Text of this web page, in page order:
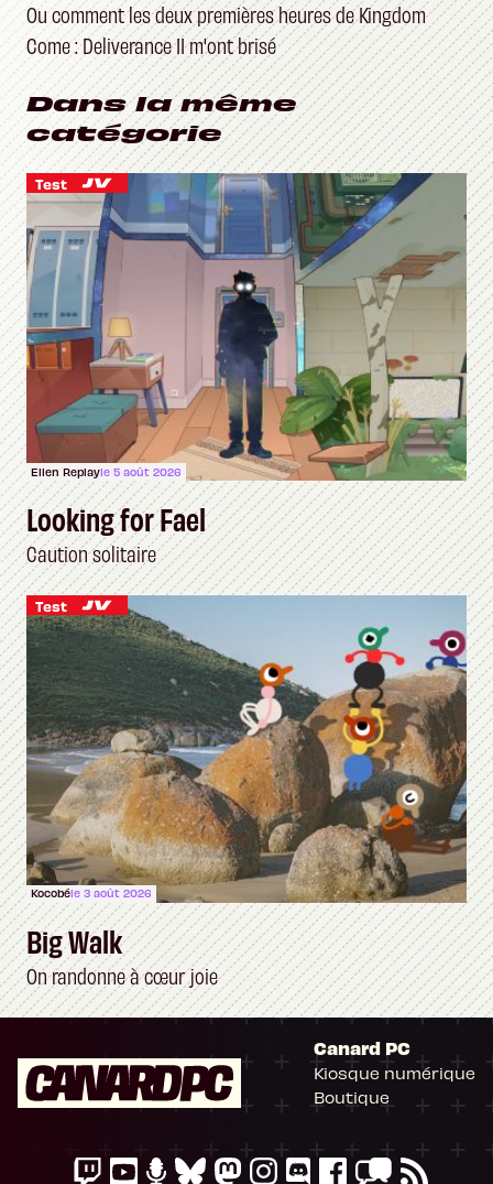
Ou comment les deux premières heures de Kingdom
Come : Deliverance II m'ont brisé
Dans la même
catégorie
Test
Ellen Replayle 5 août 2026
Looking for Fael
Caution solitaire
Test
Kocobéle 3 août 2026
Big Walk
On randonne à cœur joie
Canard PC
Kiosque numérique
Boutique